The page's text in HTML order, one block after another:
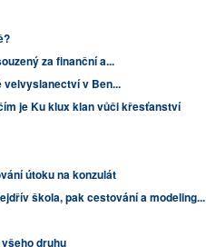
za finanční a...
v Ben...
je Ku klux klan vůči křesťanství
útoku na konzulát
škola, pak cestování a modeling...
druhu